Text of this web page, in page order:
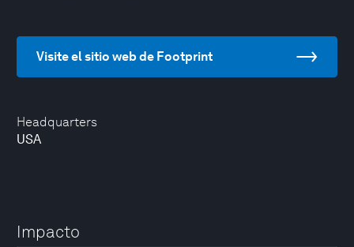
Headquarters
USA
Visite el sitio web de Footprint
Impacto